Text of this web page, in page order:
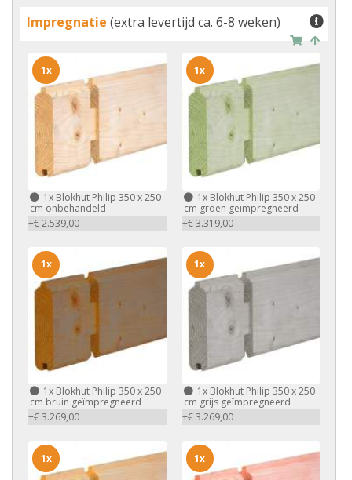
Impregnatie (extra levertijd ca. 6-8 weken)
1x Blokhut Philip 350 x 250
cm onbehandeld
+€ 2.539,00
1x
1xBlokhut Philip 350 x 250
cm groen geïmpregneerd
+€ 3.319,00
1x
1x Blokhut Philip 350 x 250
cm bruin geïmpregneerd
+€ 3.269,00
1x
1xBlokhut Philip 350 x 250
cm grijs geïmpregneerd
+€ 3.269,00
1x
1x 1x